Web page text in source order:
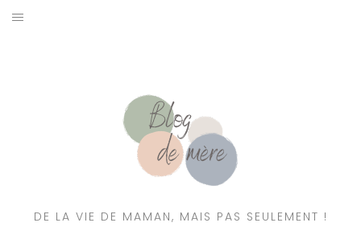
DE LA VIE DE MAMAN, MAIS PAS SEULEMENT !
RESSOURCES NUTRITION & PARENTALITÉ